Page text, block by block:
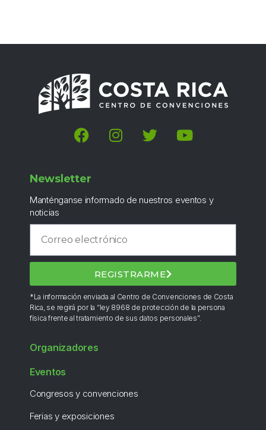
Newsletter
Manténganse informado de nuestros eventos y
noticias
REGISTRARME
*La información enviada al Centro de Convenciones de Costa
Rica, se regirá por la “ley 8968 de protección de la persona
física frente al tratamiento de sus datos personales”.
Organizadores
Eventos
Congresos y convenciones
Ferias y exposiciones